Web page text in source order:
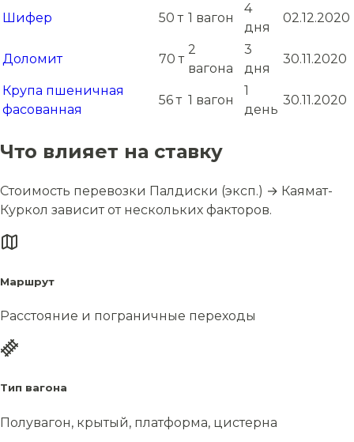
Шифер 50 т 1 вагон
4
дня
02.12.2020
Доломит 70 т
2
вагона
3
дня
30.11.2020
Крупа пшеничная
фасованная
56 т 1 вагон
1
день
30.11.2020
Что влияет на ставку
Стоимость перевозки Палдиски (эксп.) → Каямат-
Куркол зависит от нескольких факторов.
Маршрут
Расстояние и пограничные переходы
Тип вагона
Полувагон, крытый, платформа, цистерна